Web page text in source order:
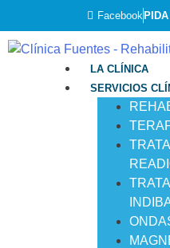
Facebook
LA CLÍNICA
SERVICIOS